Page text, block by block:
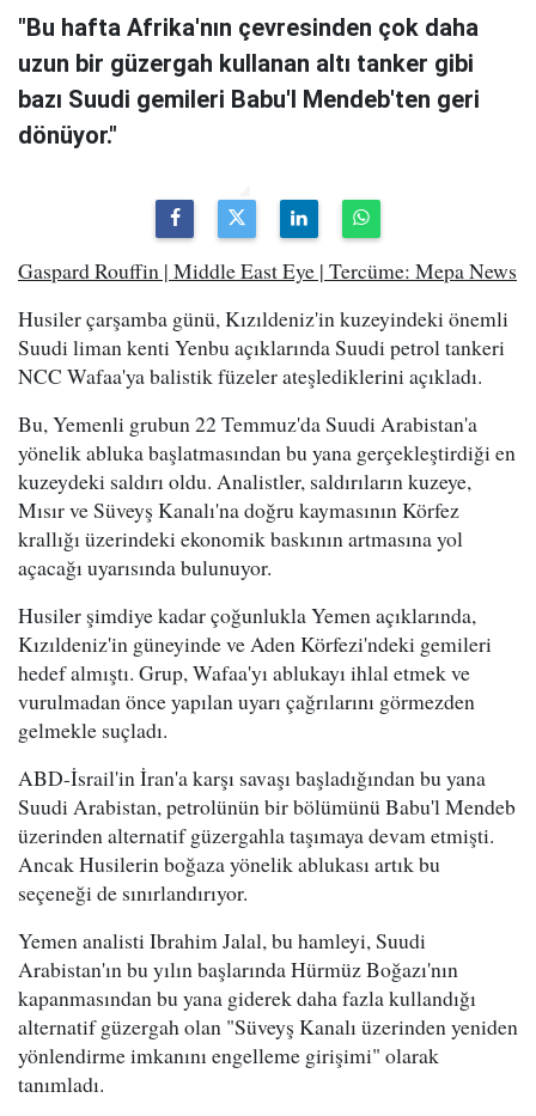
"Bu hafta Afrika'nın çevresinden çok daha
uzun bir güzergah kullanan altı tanker gibi
bazı Suudi gemileri Babu'l Mendeb'ten geri
dönüyor."
Gaspard Rouffin | Middle East Eye | Tercüme: Mepa News
Husiler çarşamba günü, Kızıldeniz'in kuzeyindeki önemli
Suudi liman kenti Yenbu açıklarında Suudi petrol tankeri
NCC Wafaa'ya balistik füzeler ateşlediklerini açıkladı.
Bu, Yemenli grubun 22 Temmuz'da Suudi Arabistan'a
yönelik abluka başlatmasından bu yana gerçekleştirdiği en
kuzeydeki saldırı oldu. Analistler, saldırıların kuzeye,
Mısır ve Süveyş Kanalı'na doğru kaymasının Körfez
krallığı üzerindeki ekonomik baskının artmasına yol
açacağı uyarısında bulunuyor.
Husiler şimdiye kadar çoğunlukla Yemen açıklarında,
Kızıldeniz'in güneyinde ve Aden Körfezi'ndeki gemileri
hedef almıştı. Grup, Wafaa'yı ablukayı ihlal etmek ve
vurulmadan önce yapılan uyarı çağrılarını görmezden
gelmekle suçladı.
ABD-İsrail'in İran'a karşı savaşı başladığından bu yana
Suudi Arabistan, petrolünün bir bölümünü Babu'l Mendeb
üzerinden alternatif güzergahla taşımaya devam etmişti.
Ancak Husilerin boğaza yönelik ablukası artık bu
seçeneği de sınırlandırıyor.
Yemen analisti Ibrahim Jalal, bu hamleyi, Suudi
Arabistan'ın bu yılın başlarında Hürmüz Boğazı'nın
kapanmasından bu yana giderek daha fazla kullandığı
alternatif güzergah olan "Süveyş Kanalı üzerinden yeniden
yönlendirme imkanını engelleme girişimi" olarak
tanımladı.